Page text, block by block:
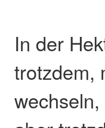
In der
trotzdem,